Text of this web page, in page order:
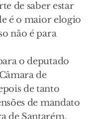
de saber estar
é o maior elogio
não é para
o deputado
de
de tanto
de mandato
de Santarém,